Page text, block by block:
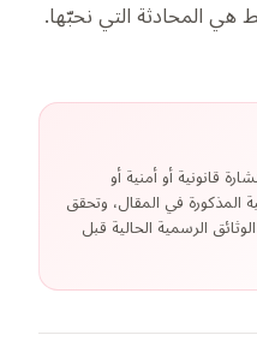
هي المحادثة التي نحبّها.
قانونية أو أمنية أو
المذكورة في المقال، وتحقق
الرسمية الحالية قبل